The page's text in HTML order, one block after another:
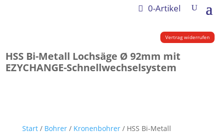
0-Artikel
Vertrag widerrufen
HSS Bi-Metall Lochsäge Ø 92mm mit
EZYCHANGE-Schnellwechselsystem
Start/ Bohrer/ Kronenbohrer/ HSS Bi-Metall